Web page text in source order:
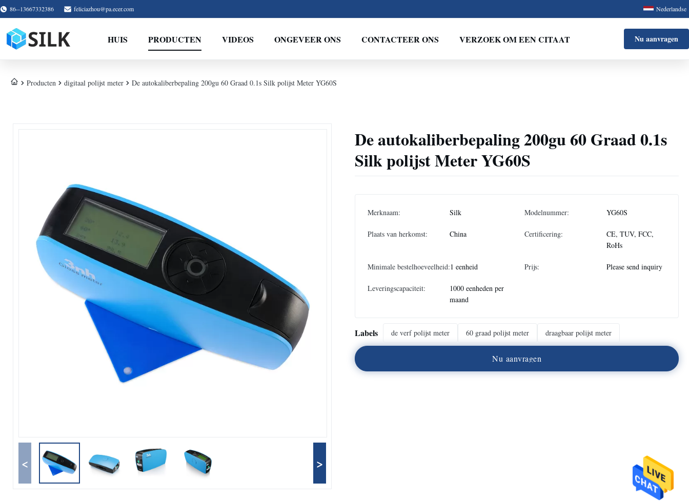
86--13667332386 feliciazhou@pa.ecer.com Nederlandse
HUIS PRODUCTEN VIDEOS ONGEVEER ONS CONTACTEER ONS VERZOEK OM EEN CITAAT Nu aanvragen
Producten digitaal polijst meter De autokaliberbepaling 200gu 60 Graad 0.1s Silk polijst Meter YG60S
< >
De autokaliberbepaling 200gu 60 Graad 0.1s
Silk polijst Meter YG60S
Merknaam: Silk Modelnummer: YG60S
Plaats van herkomst: China Certificering:
CE, TUV, FCC,
RoHs
Minimale bestelhoeveelheid:1 eenheid Prijs: Please send inquiry
Leveringscapaciteit:
1000 eenheden per
maand
Labels de verf polijst meter 60 graad polijst meter draagbaar polijst meter
Nu aanvragen